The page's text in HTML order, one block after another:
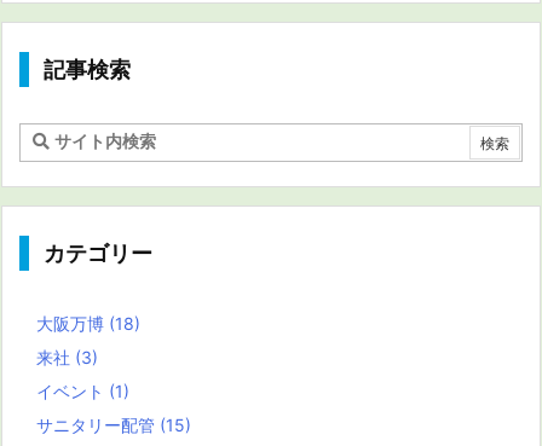
記事検索
カテゴリー
大阪万博 (18)
来社 (3)
イベント (1)
サニタリー配管 (15)